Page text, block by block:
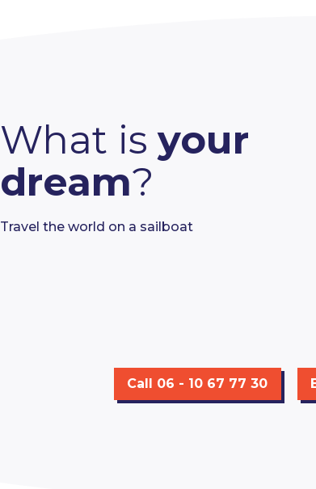
What isyour
dream?
Travel the world on a sailboat
Call 06 - 10 67 77 30